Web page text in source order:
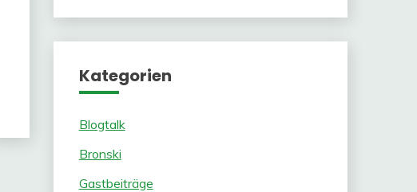
Kategorien
Blogtalk
Bronski
Gastbeiträge